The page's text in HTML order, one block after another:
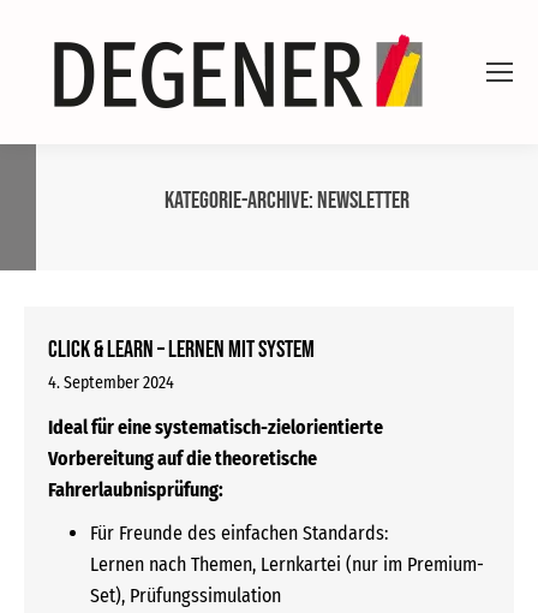
Kategorie-Archive:Newsletter
CLICK & LEARN – Lernen mit System
4. September 2024
Ideal für eine systematisch-zielorientierte
Vorbereitung auf die theoretische
Fahrerlaubnisprüfung:
Für Freunde des einfachen Standards:
Lernen nach Themen, Lernkartei (nur im Premium-
Set), Prüfungssimulation